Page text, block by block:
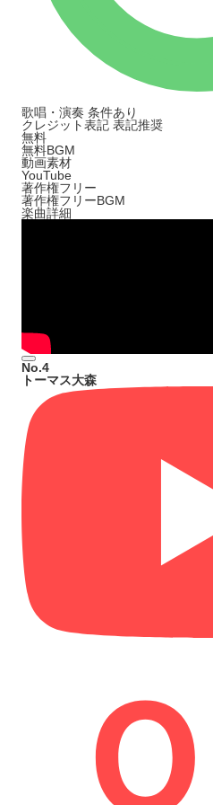
歌唱・演奏 条件あり
クレジット表記 表記推奨
無料
無料BGM
動画素材
YouTube
著作権フリー
著作権フリーBGM
楽曲詳細
No.4
トーマス大森